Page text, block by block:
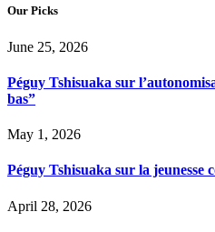
Our Picks
June 25, 2026
Péguy Tshisuaka sur
bas”
May 1, 2026
Péguy Tshisuaka sur la jeunesse
April 28, 2026